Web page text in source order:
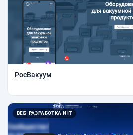
РосВакуум
ВЕБ-РАЗРАБОТКА И IT